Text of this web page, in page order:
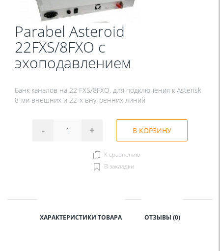
Parabel Asteroid
22FXS/8FXO с
эхоподавлением
Банк каналов на 22 FXS/8FXO, для подключения к Asterisk
8-ми внешних и 22-х внутренних линий
- + В КОРЗИНУ
К сравнению
В закладки
ХАРАКТЕРИСТИКИ ТОВАРА ОТЗЫВЫ (0)